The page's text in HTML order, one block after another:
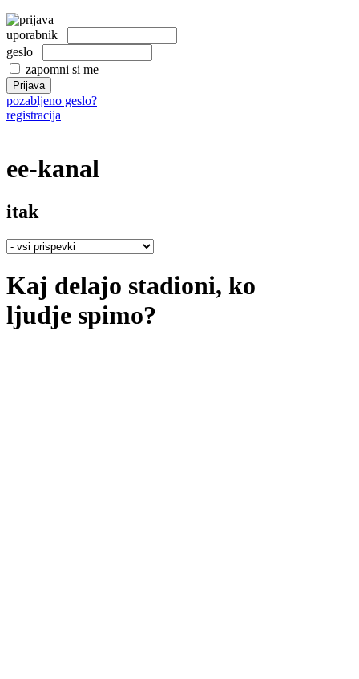
uporabnik
geslo
zapomni si me
pozabljeno geslo?
registracija
ee-kanal
itak
Kaj delajo stadioni, ko
ljudje spimo?